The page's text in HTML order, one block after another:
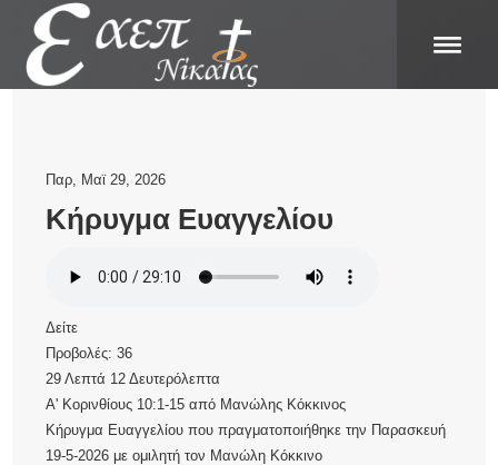
Παρ, Μαϊ 29, 2026
Κήρυγμα Ευαγγελίου
Δείτε
Προβολές:36
29 Λεπτά 12 Δευτερόλεπτα
Α' Κορινθίους 10:1-15 από Μανώλης Κόκκινος
Κήρυγμα Ευαγγελίου που πραγματοποιήθηκε την Παρασκευή
19-5-2026 με ομιλητή τον Μανώλη Κόκκινο